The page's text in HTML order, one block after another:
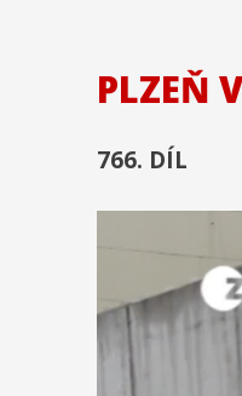
PLZEŇ
766. DÍL